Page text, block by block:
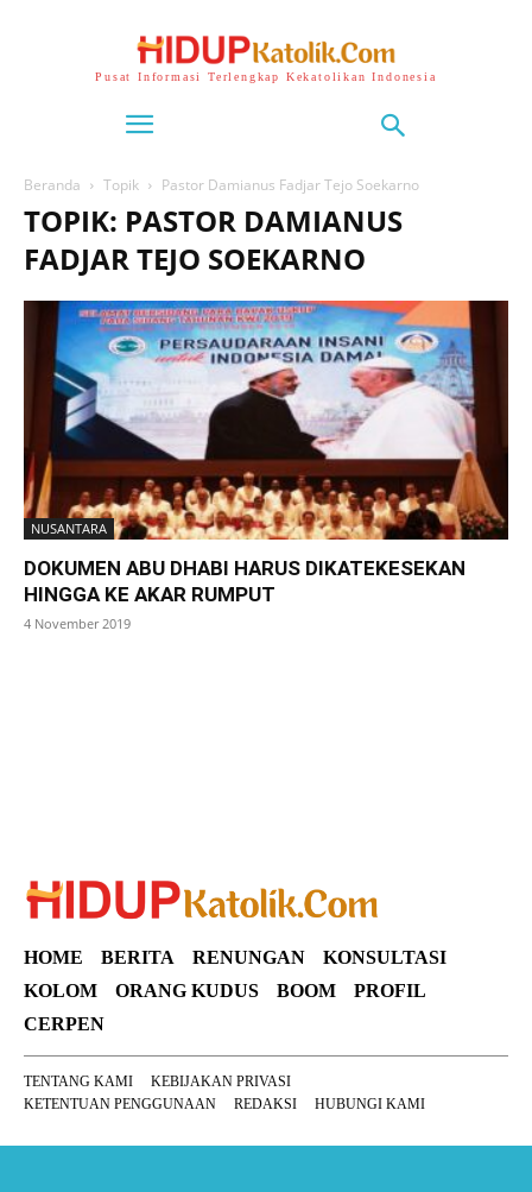
Pusat Informasi Terlengkap Kekatolikan Indonesia
Beranda Topik Pastor Damianus Fadjar Tejo Soekarno
TOPIK: PASTOR DAMIANUS
FADJAR TEJO SOEKARNO
NUSANTARA
DOKUMEN ABU DHABI HARUS DIKATEKESEKAN
HINGGA KE AKAR RUMPUT
4 November 2019
HOME BERITA RENUNGAN
KONSULTASI
KOLOM
ORANG KUDUS BOOM
PROFIL
CERPEN
TENTANG KAMI
KEBIJAKAN PRIVASI
KETENTUAN PENGGUNAAN
REDAKSI HUBUNGI KAMI